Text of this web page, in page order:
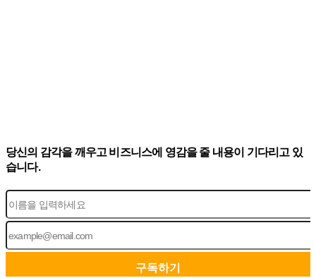
당신의 감각을 깨우고 비즈니스에 영감을 줄 내용이 기다리고 있
습니다.